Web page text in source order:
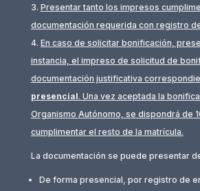
Presentar tanto los impresos
documentación requerida con registro
En caso de solicitar bonificación,
instancia, el impreso de solicitud de
documentación justificativa
presencial. Una vez aceptada la
Organismo Autónomo, se dispondrá de
cumplimentar el resto de la matrícula.
La documentación se puede presentar
De forma presencial, por registro de